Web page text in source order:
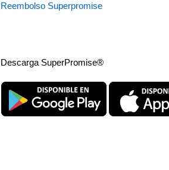
Reembolso Superpromise
Descarga SuperPromise®